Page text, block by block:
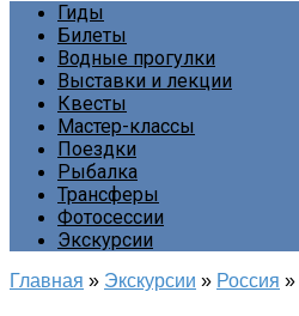
Гиды
Билеты
Водные прогулки
Выставки и лекции
Квесты
Мастер-классы
Поездки
Рыбалка
Трансферы
Фотосессии
Экскурсии
Главная » Экскурсии » Россия »